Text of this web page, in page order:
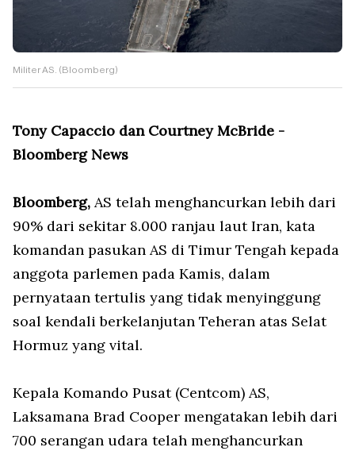
Militer AS. (Bloomberg)
Tony Capaccio dan Courtney McBride -
Bloomberg News
Bloomberg, AS telah menghancurkan lebih dari
90% dari sekitar 8.000 ranjau laut Iran, kata
komandan pasukan AS di Timur Tengah kepada
anggota parlemen pada Kamis, dalam
pernyataan tertulis yang tidak menyinggung
soal kendali berkelanjutan Teheran atas Selat
Hormuz yang vital.
Kepala Komando Pusat (Centcom) AS,
Laksamana Brad Cooper mengatakan lebih dari
700 serangan udara telah menghancurkan